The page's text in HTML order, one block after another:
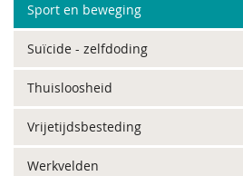
Sport en beweging
Suïcide - zelfdoding
Thuisloosheid
Vrijetijdsbesteding
Werkvelden